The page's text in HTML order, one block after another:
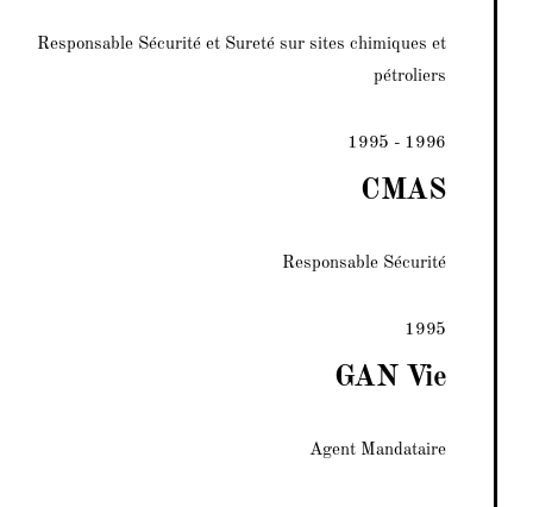
Responsable Sécurité et Sureté sur sites chimiques et
pétroliers
1995 - 1996
CMAS
Responsable Sécurité
1995
GAN Vie
Agent Mandataire